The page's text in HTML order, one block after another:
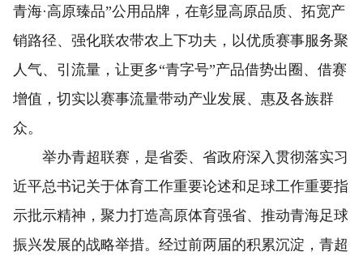
青海·高原臻品”公用品牌，在彰显高原品质、拓宽产
销路径、强化联农带农上下功夫，以优质赛事服务聚
人气、引流量，让更多“青字号”产品借势出圈、借赛
增值，切实以赛事流量带动产业发展、惠及各族群
众。
举办青超联赛，是省委、省政府深入贯彻落实习
近平总书记关于体育工作重要论述和足球工作重要指
示批示精神，聚力打造高原体育强省、推动青海足球
振兴发展的战略举措。经过前两届的积累沉淀，青超